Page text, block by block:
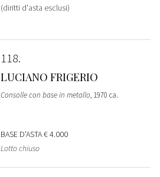
(diritti d'asta esclusi)
118
LUCIANO FRIGERIO
Consolle con base in metallo, 1970 ca.
BASE D'ASTA€ 4.000
Lotto chiuso